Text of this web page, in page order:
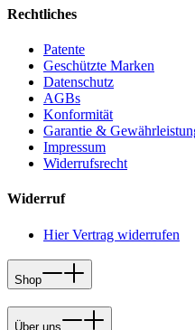
Rechtliches
Patente
Geschützte Marken
Datenschutz
AGBs
Konformität
Garantie &
Impressum
Widerrufsrecht
Widerruf
Hier Vertrag widerrufen
Shop
Über uns